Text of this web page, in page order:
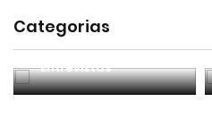
Categorias
Entrevistas